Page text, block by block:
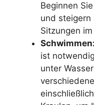
Beginnen
und steigern
Sitzungen
Schwimmen:
ist
unter